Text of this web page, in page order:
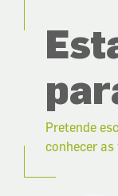
Pretende
conhecer